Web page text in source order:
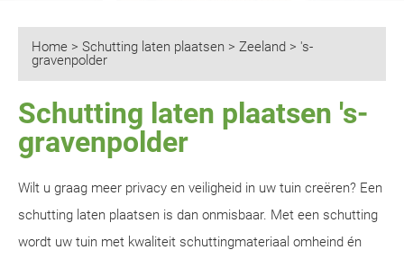
Home > Schutting laten plaatsen > Zeeland > 's-
gravenpolder
Schutting laten plaatsen 's-
gravenpolder
Wilt u graag meer privacy en veiligheid in uw tuin creëren? Een
schutting laten plaatsen is dan onmisbaar. Met een schutting
wordt uw tuin met kwaliteit schuttingmateriaal omheind én